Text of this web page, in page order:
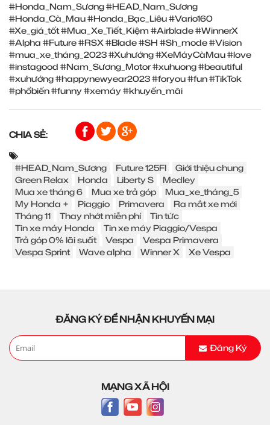
#Honda_Nam_Sương #HEAD_Nam_Sương
#Honda_Cà_Mau #Honda_Bạc_Liêu #Vario160
#Xe_giá_tốt #Mua_Xe_Tiết_Kiệm #Airblade #WinnerX
#Alpha #Future #RSX #Blade #SH #Sh_mode #Vision
#mua_xe_tháng_2023 #Xuhướng #XeMáyCàMau #love
#instagood #Nam_Sương_Motor #xuhuong #beautiful
#xuhướng #happynewyear2023 #foryou #fun #TikTok
#phổbiến #funny #xemáy #khuyến_mãi
CHIA SẺ:
#HEAD_Nam_Sương Future 125FI
Giới thiệu chung
Green Relax
Honda Liberty S
Medley
Mua xe tháng 6
Mua xe trả góp
Mua_xe_tháng_5
My Honda +
Piaggio Primavera
Ra mắt xe mới
Tháng 11
Thay nhớt miễn phí
Tin tức
Tin xe máy Honda
Tin xe máy Piaggio/Vespa
Trả góp 0% lãi suất
Vespa
Vespa Primavera
Vespa Sprint
Wave alpha Winner X Xe Vespa
ĐĂNG KÝ ĐỂ NHẬN KHUYẾN MẠI
Đăng Ký
MẠNG XÃ HỘI